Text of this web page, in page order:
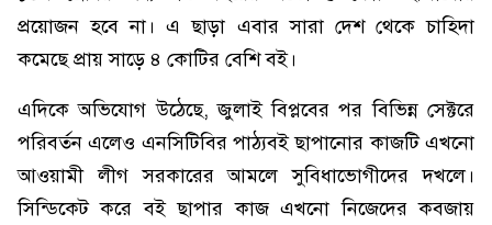
প্রয়োজন হবে না। এ ছাড়া এবার সারা দেশ থেকে চাহিদা
কমেছে প্রায় সাড়ে ৪ কোটির বেশি বই।
এদিকে অভিযোগ উঠেছে, জুলাই বিপ্লবের পর বিভিন্ন সেক্টরে
পরিবর্তন এলেও এনসিটিবির পাঠ্যবই ছাপানোর কাজটি এখনো
আওয়ামী লীগ সরকারের আমলে সুবিধাভোগীদের দখলে।
সিন্ডিকেট করে বই ছাপার কাজ এখনো নিজেদের কবজায়